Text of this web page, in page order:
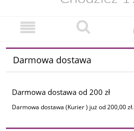
Darmowa dostawa
Darmowa dostawa od 200 zł
Darmowa dostawa (Kurier ) już od 200,00 zł.